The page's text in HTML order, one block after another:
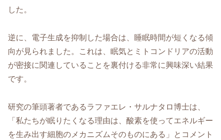
した。
逆に、電子生成を抑制した場合は、睡眠時間が短くなる傾
向が見られました。これは、眠気とミトコンドリアの活動
が密接に関連していることを裏付ける非常に興味深い結果
です。
研究の筆頭著者であるラファエレ・サルナタロ博士は、
「私たちが眠りたくなる理由は、酸素を使ってエネルギー
を生み出す細胞のメカニズムそのものにある」とコメント